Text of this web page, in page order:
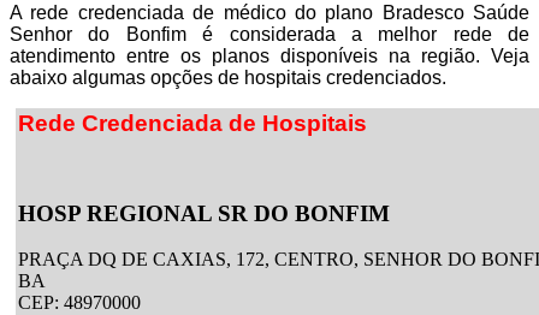
A rede credenciada de médico do plano Bradesco Saúde
Senhor do Bonfim é considerada a melhor rede de
atendimento entre os planos disponíveis na região. Veja
abaixo algumas opções de hospitais credenciados.
Rede Credenciada de Hospitais
HOSP REGIONAL SR DO BONFIM
PRAÇA DQ DE CAXIAS, 172, CENTRO, SENHOR DO
BA
CEP: 48970000